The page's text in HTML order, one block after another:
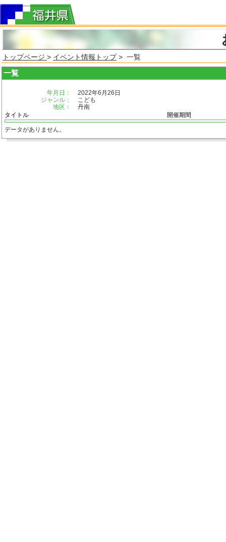
トップページ > イベント情報トップ> 一覧
一覧
年月日：
2022年6月26日
ジャンル：
こども
地区：
丹南
タイトル
開催期間
データがありません。